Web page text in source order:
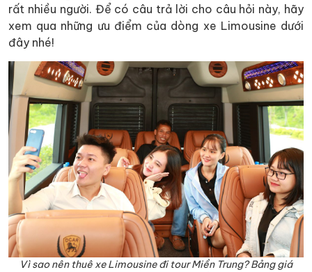
rất nhiều người. Để có câu trả lời cho câu hỏi này, hãy
xem qua những ưu điểm của dòng xe Limousine dưới
đây nhé!
Vì sao nên thuê xe Limousine đi tour Miền Trung? Bảng giá